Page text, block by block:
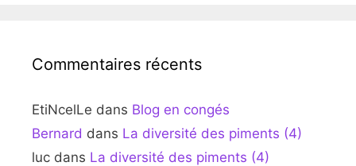
Commentaires récents
EtiNcelLe dans Blog en congés
Bernard dans La diversité des piments (4)
luc dans La diversité des piments (4)